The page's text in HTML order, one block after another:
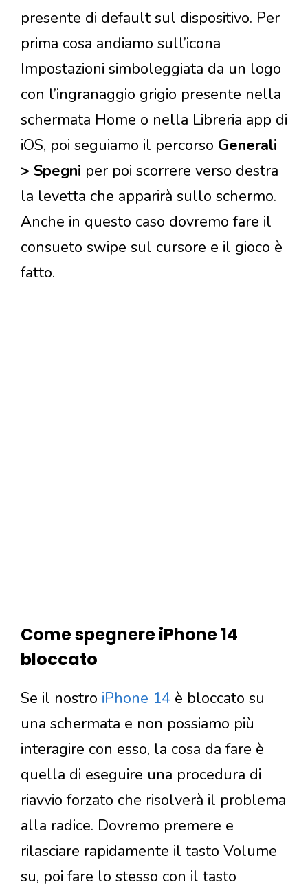
presente di default sul dispositivo. Per
prima cosa andiamo sull’icona
Impostazioni simboleggiata da un logo
con l’ingranaggio grigio presente nella
schermata Home o nella Libreria app di
iOS, poi seguiamo il percorso Generali
> Spegni per poi scorrere verso destra
la levetta che apparirà sullo schermo.
Anche in questo caso dovremo fare il
consueto swipe sul cursore e il gioco è
fatto.
Come spegnere iPhone 14
bloccato
Se il nostro iPhone 14 è bloccato su
una schermata e non possiamo più
interagire con esso, la cosa da fare è
quella di eseguire una procedura di
riavvio forzato che risolverà il problema
alla radice. Dovremo premere e
rilasciare rapidamente il tasto Volume
su, poi fare lo stesso con il tasto